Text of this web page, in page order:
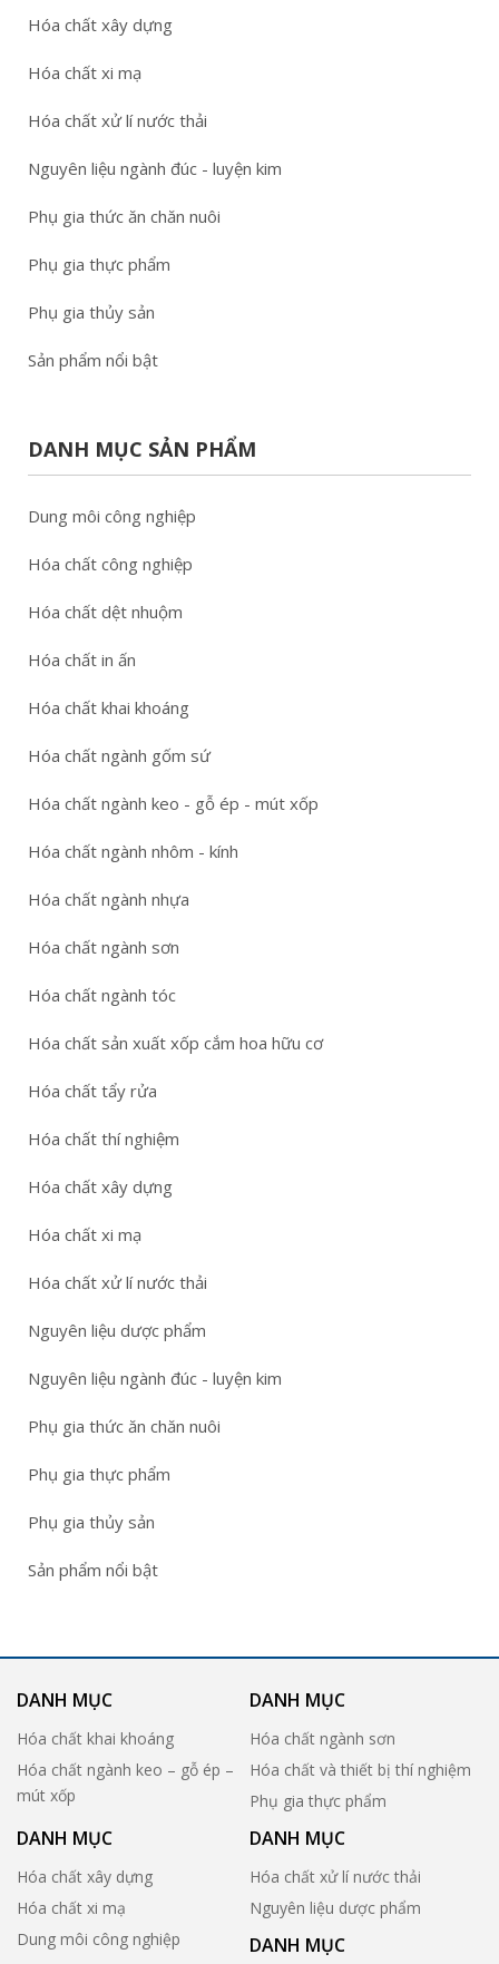
Hóa chất xây dựng
Hóa chất xi mạ
Hóa chất xử lí nước thải
Nguyên liệu ngành đúc - luyện kim
Phụ gia thức ăn chăn nuôi
Phụ gia thực phẩm
Phụ gia thủy sản
Sản phẩm nổi bật
DANH MỤC SẢN PHẨM
Dung môi công nghiệp
Hóa chất công nghiệp
Hóa chất dệt nhuộm
Hóa chất in ấn
Hóa chất khai khoáng
Hóa chất ngành gốm sứ
Hóa chất ngành keo - gỗ ép - mút xốp
Hóa chất ngành nhôm - kính
Hóa chất ngành nhựa
Hóa chất ngành sơn
Hóa chất ngành tóc
Hóa chất sản xuất xốp cắm hoa hữu cơ
Hóa chất tẩy rửa
Hóa chất thí nghiệm
Hóa chất xây dựng
Hóa chất xi mạ
Hóa chất xử lí nước thải
Nguyên liệu dược phẩm
Nguyên liệu ngành đúc - luyện kim
Phụ gia thức ăn chăn nuôi
Phụ gia thực phẩm
Phụ gia thủy sản
Sản phẩm nổi bật
DANH MỤC
Hóa chất khai khoáng
Hóa chất ngành keo – gỗ ép –
mút xốp
DANH MỤC
Hóa chất ngành sơn
Hóa chất và thiết bị thí nghiệm
Phụ gia thực phẩm
DANH MỤC
Hóa chất xây dựng
Hóa chất xi mạ
Dung môi công nghiệp
DANH MỤC
Hóa chất xử lí nước thải
Nguyên liệu dược phẩm
DANH MỤC